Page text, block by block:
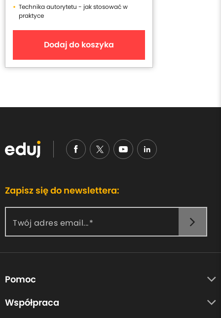
Technika autorytetu - jak stosować w
praktyce
Dodaj do koszyka
Zapisz się do newslettera:
Twój adres email...
Pomoc
O nas
Współpraca